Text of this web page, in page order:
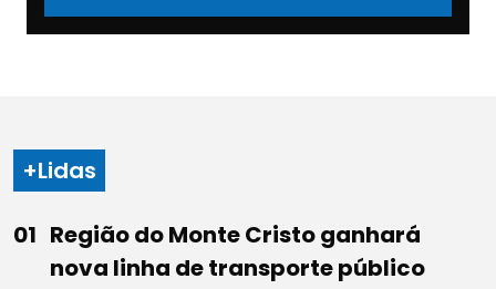
+Lidas
Região do Monte Cristo ganhará
nova linha de transporte público